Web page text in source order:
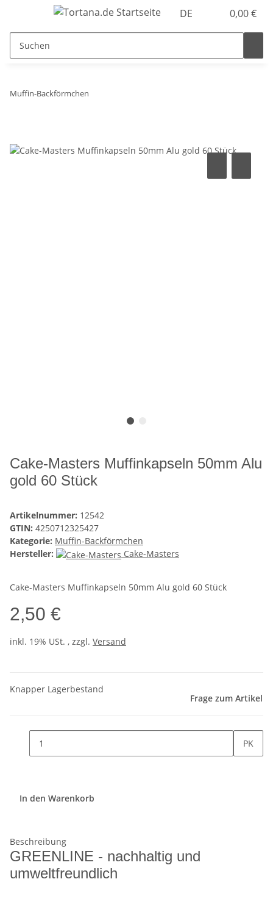
DE 0,00 €
Muffin-Backförmchen
Cake-Masters Muffinkapseln 50mm Alu
gold 60 Stück
Artikelnummer: 12542
GTIN: 4250712325427
Kategorie: Muffin-Backförmchen
Hersteller:
Cake-Masters
Cake-Masters Muffinkapseln 50mm Alu gold 60 Stück
2,50 €
inkl. 19% USt. , zzgl. Versand
Knapper Lagerbestand
Frage zum Artikel
PK
In den Warenkorb
Beschreibung
GREENLINE - nachhaltig und
umweltfreundlich